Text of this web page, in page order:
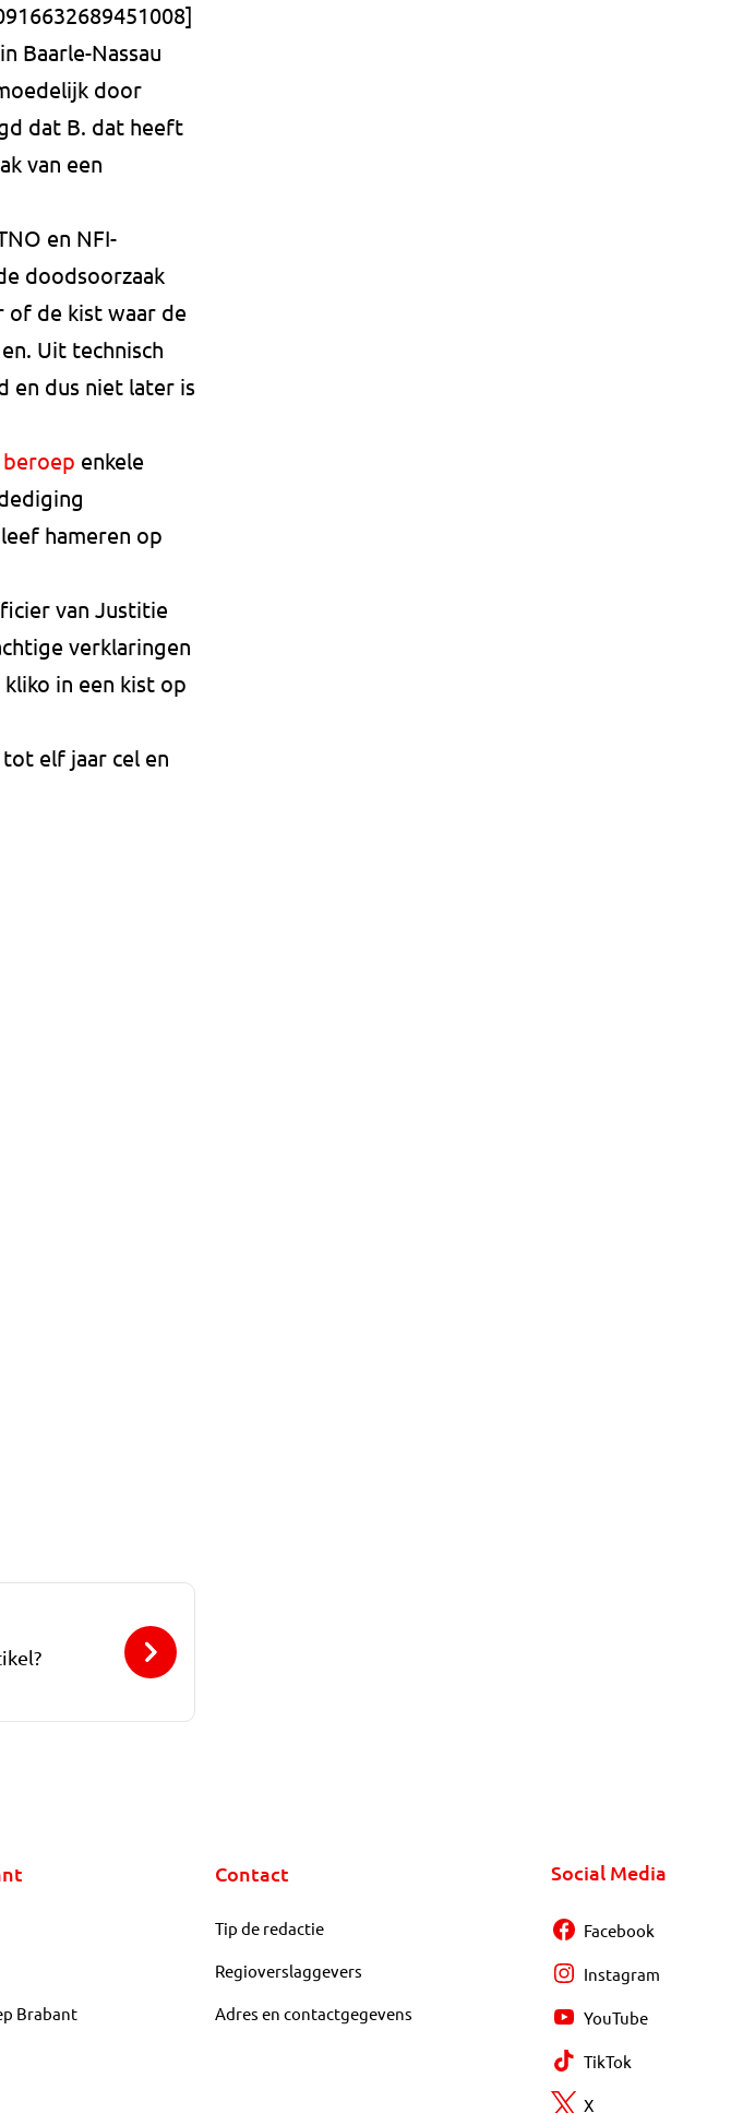
Baarle-Nassau
door
dat B. dat heeft
van een
en NFI-
doodsoorzaak
of de kist waar de
Uit technisch
en dus niet later is
beroep enkele
hameren op
van Justitie
verklaringen
in een kist op
elf jaar cel en
Brabant
Contact
Tip de redactie
Regioverslaggevers
Adres en contactgegevens
Social Media
Facebook
Instagram
YouTube
TikTok
X